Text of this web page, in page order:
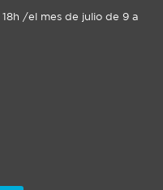
/el mes de julio de 9 a